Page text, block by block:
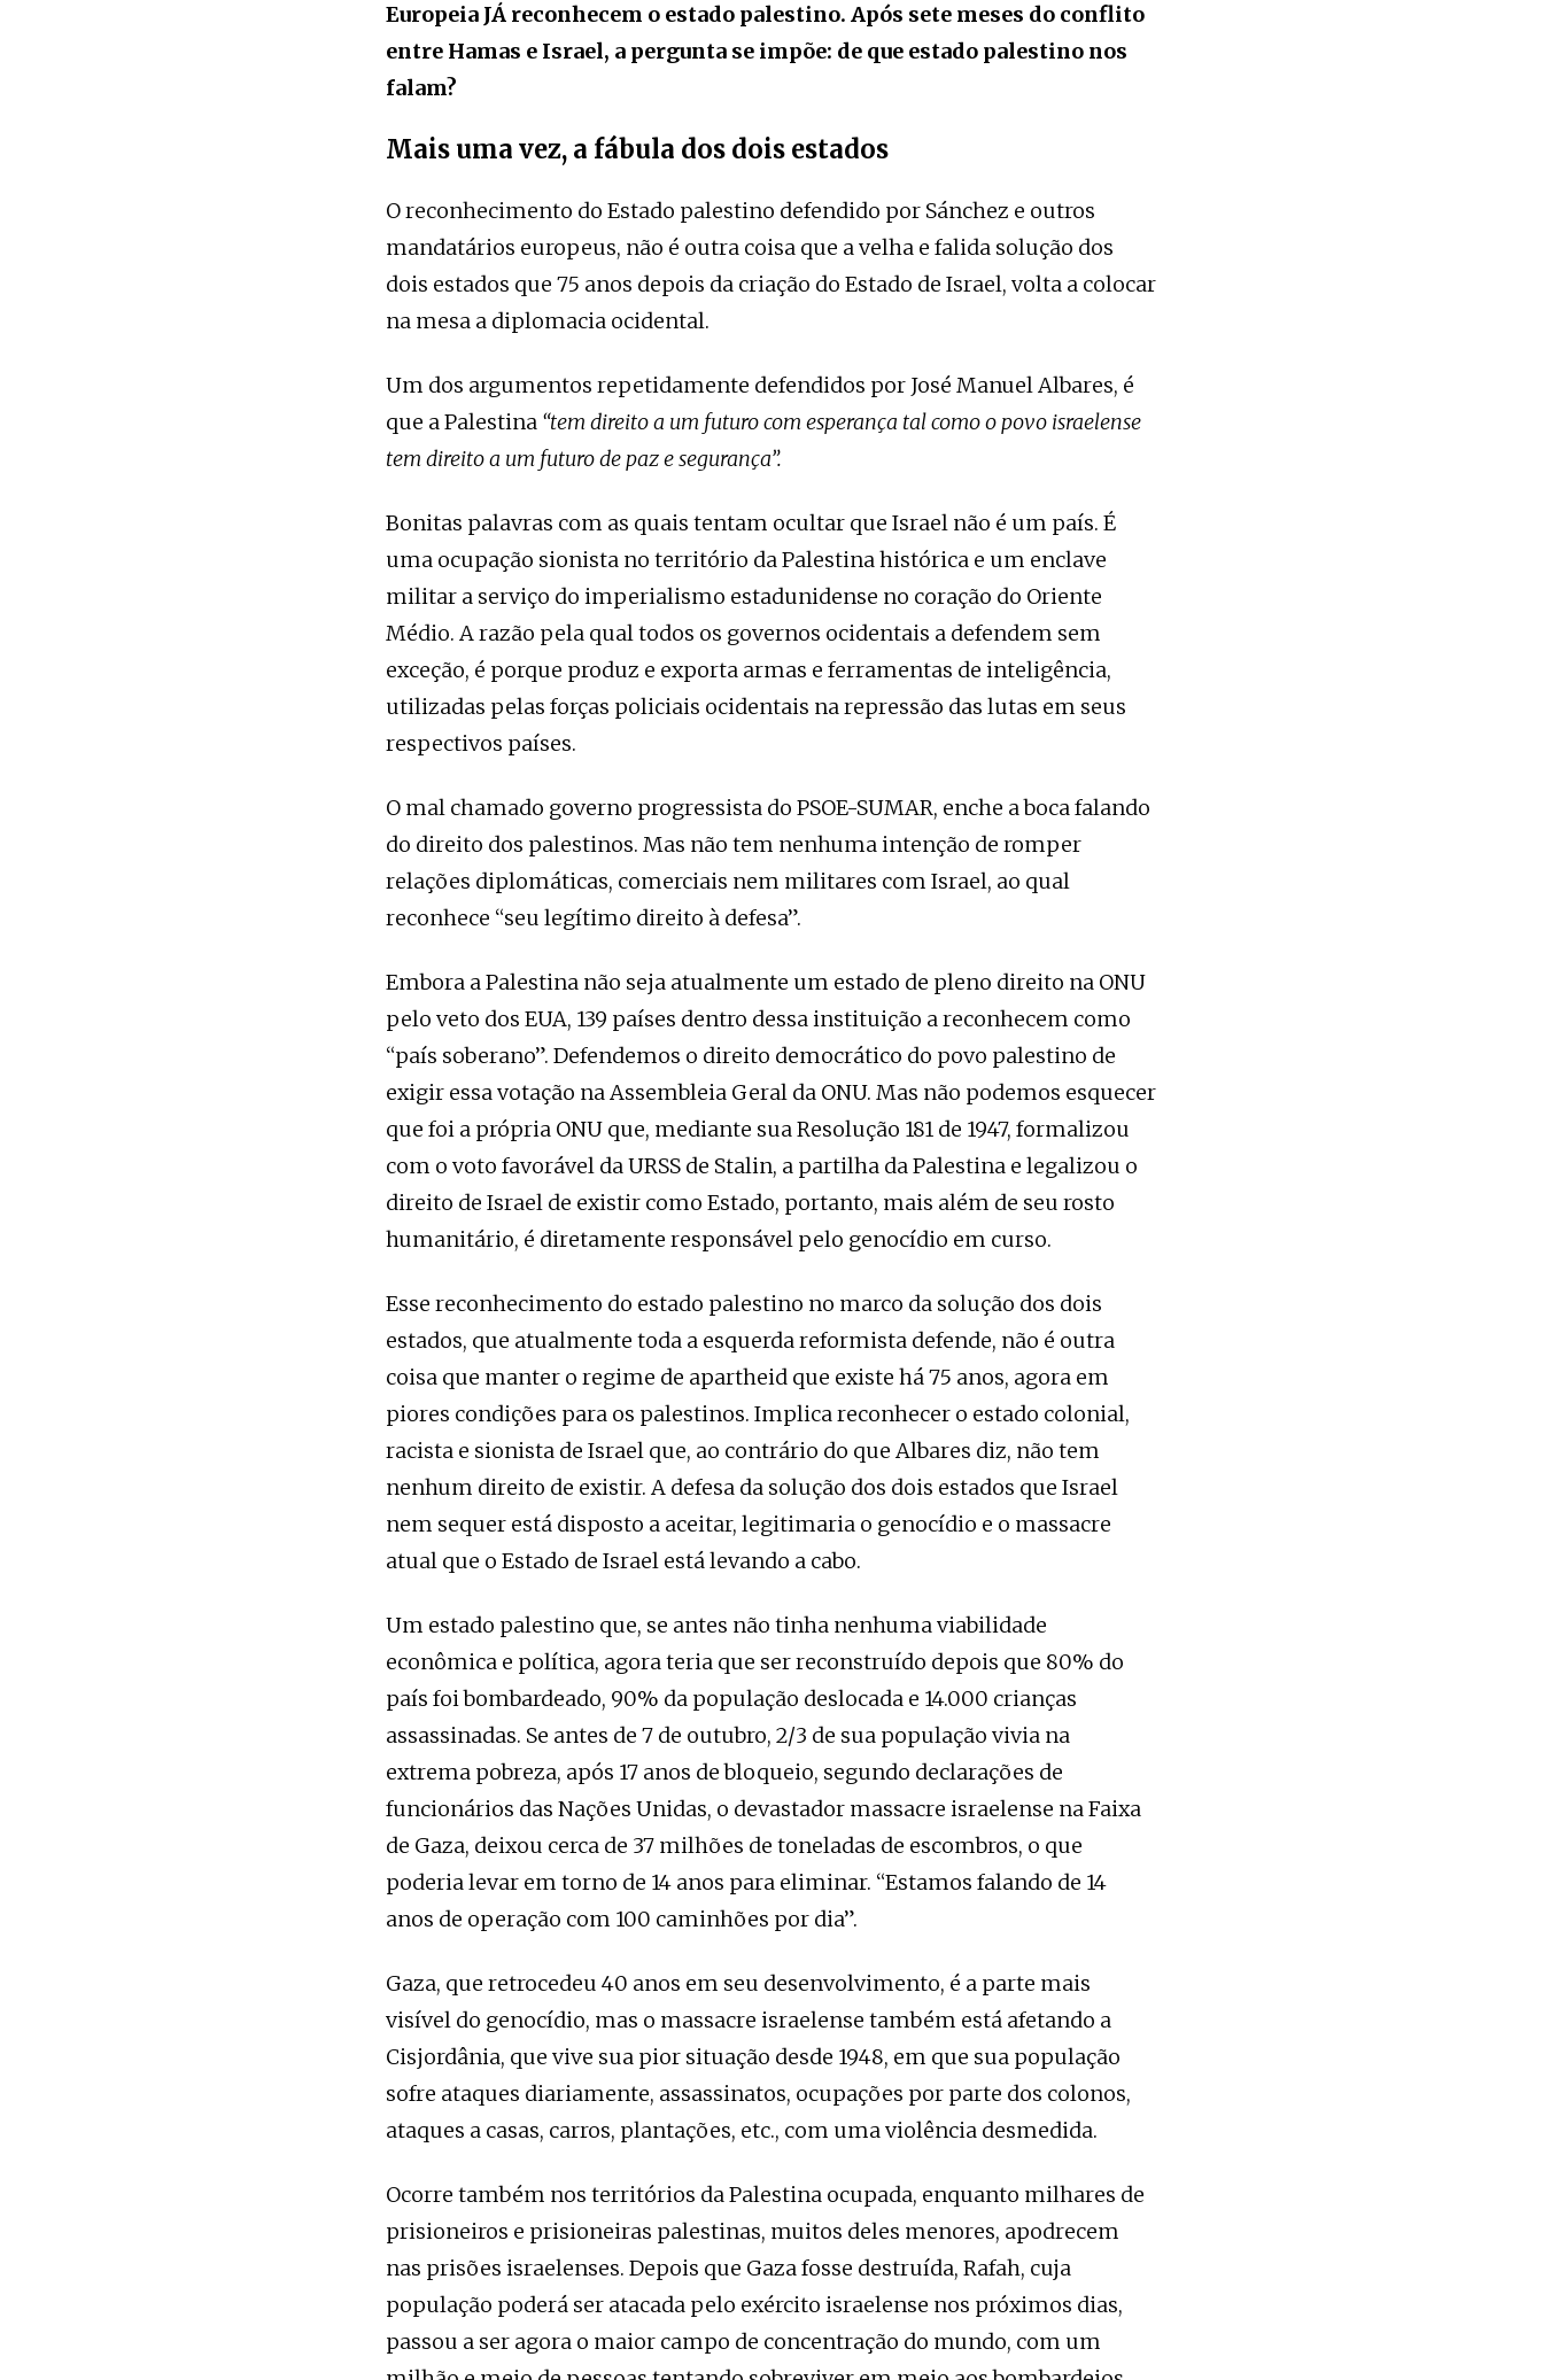
Europeia JÁ reconhecem o estado palestino. Após sete meses do conflito
entre Hamas e Israel, a pergunta se impõe: de que estado palestino nos
falam?
Mais uma vez, a fábula dos dois estados
O reconhecimento do Estado palestino defendido por Sánchez e outros
mandatários europeus, não é outra coisa que a velha e falida solução dos
dois estados que 75 anos depois da criação do Estado de Israel, volta a colocar
na mesa a diplomacia ocidental.
Um dos argumentos repetidamente defendidos por José Manuel Albares, é
que a Palestina “tem direito a um futuro com esperança tal como o povo israelense
tem direito a um futuro de paz e segurança”.
Bonitas palavras com as quais tentam ocultar que Israel não é um país. É
uma ocupação sionista no território da Palestina histórica e um enclave
militar a serviço do imperialismo estadunidense no coração do Oriente
Médio. A razão pela qual todos os governos ocidentais a defendem sem
exceção, é porque produz e exporta armas e ferramentas de inteligência,
utilizadas pelas forças policiais ocidentais na repressão das lutas em seus
respectivos países.
O mal chamado governo progressista do PSOE-SUMAR, enche a boca falando
do direito dos palestinos. Mas não tem nenhuma intenção de romper
relações diplomáticas, comerciais nem militares com Israel, ao qual
reconhece “seu legítimo direito à defesa”.
Embora a Palestina não seja atualmente um estado de pleno direito na ONU
pelo veto dos EUA, 139 países dentro dessa instituição a reconhecem como
“país soberano”. Defendemos o direito democrático do povo palestino de
exigir essa votação na Assembleia Geral da ONU. Mas não podemos esquecer
que foi a própria ONU que, mediante sua Resolução 181 de 1947, formalizou
com o voto favorável da URSS de Stalin, a partilha da Palestina e legalizou o
direito de Israel de existir como Estado, portanto, mais além de seu rosto
humanitário, é diretamente responsável pelo genocídio em curso.
Esse reconhecimento do estado palestino no marco da solução dos dois
estados, que atualmente toda a esquerda reformista defende, não é outra
coisa que manter o regime de apartheid que existe há 75 anos, agora em
piores condições para os palestinos. Implica reconhecer o estado colonial,
racista e sionista de Israel que, ao contrário do que Albares diz, não tem
nenhum direito de existir. A defesa da solução dos dois estados que Israel
nem sequer está disposto a aceitar, legitimaria o genocídio e o massacre
atual que o Estado de Israel está levando a cabo.
Um estado palestino que, se antes não tinha nenhuma viabilidade
econômica e política, agora teria que ser reconstruído depois que 80% do
país foi bombardeado, 90% da população deslocada e 14.000 crianças
assassinadas. Se antes de 7 de outubro, 2/3 de sua população vivia na
extrema pobreza, após 17 anos de bloqueio, segundo declarações de
funcionários das Nações Unidas, o devastador massacre israelense na Faixa
de Gaza, deixou cerca de 37 milhões de toneladas de escombros, o que
poderia levar em torno de 14 anos para eliminar. “Estamos falando de 14
anos de operação com 100 caminhões por dia”.
Gaza, que retrocedeu 40 anos em seu desenvolvimento, é a parte mais
visível do genocídio, mas o massacre israelense também está afetando a
Cisjordânia, que vive sua pior situação desde 1948, em que sua população
sofre ataques diariamente, assassinatos, ocupações por parte dos colonos,
ataques a casas, carros, plantações, etc., com uma violência desmedida.
Ocorre também nos territórios da Palestina ocupada, enquanto milhares de
prisioneiros e prisioneiras palestinas, muitos deles menores, apodrecem
nas prisões israelenses. Depois que Gaza fosse destruída, Rafah, cuja
população poderá ser atacada pelo exército israelense nos próximos dias,
passou a ser agora o maior campo de concentração do mundo, com um